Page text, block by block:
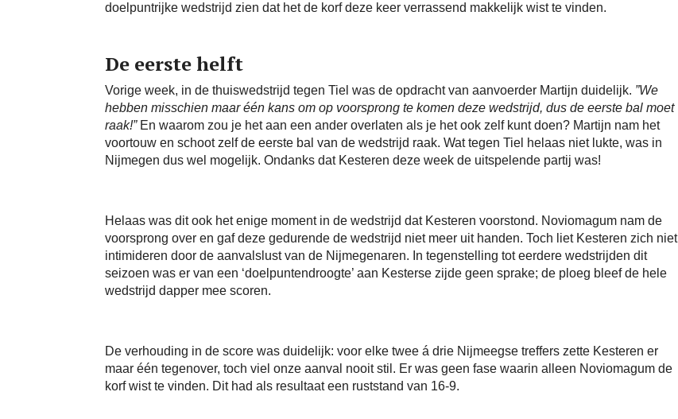
doelpuntrijke wedstrijd zien dat het de korf deze keer verrassend makkelijk wist te vinden.
De eerste helft
Vorige week, in de thuiswedstrijd tegen Tiel was de opdracht van aanvoerder Martijn duidelijk. ”We
hebben misschien maar één kans om op voorsprong te komen deze wedstrijd, dus de eerste bal moet
raak!”En waarom zou je het aan een ander overlaten als je het ook zelf kunt doen? Martijn nam het
voortouw en schoot zelf de eerste bal van de wedstrijd raak. Wat tegen Tiel helaas niet lukte, was in
Nijmegen dus wel mogelijk. Ondanks dat Kesteren deze week de uitspelende partij was!
Helaas was dit ook het enige moment in de wedstrijd dat Kesteren voorstond. Noviomagum nam de
voorsprong over en gaf deze gedurende de wedstrijd niet meer uit handen. Toch liet Kesteren zich niet
intimideren door de aanvalslust van de Nijmegenaren. In tegenstelling tot eerdere wedstrijden dit
seizoen was er van een ‘doelpuntendroogte’ aan Kesterse zijde geen sprake; de ploeg bleef de hele
wedstrijd dapper mee scoren.
De verhouding in de score was duidelijk: voor elke twee á drie Nijmeegse treffers zette Kesteren er
maar één tegenover, toch viel onze aanval nooit stil. Er was geen fase waarin alleen Noviomagum de
korf wist te vinden. Dit had als resultaat een ruststand van 16-9.